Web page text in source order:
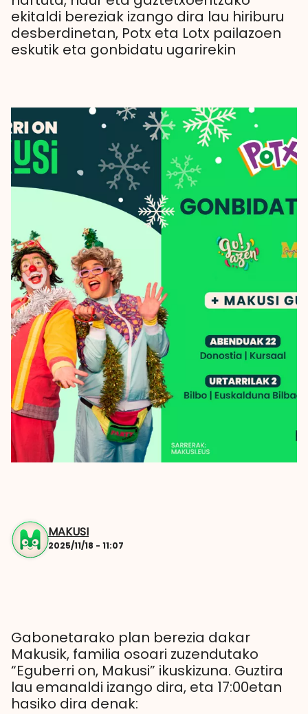
ekitaldi bereziak izango dira lau hiriburu
desberdinetan, Potx eta Lotx pailazoen
eskutik eta gonbidatu ugarirekin
MAKUSI
2025/11/18 - 11:07
Gabonetarako plan berezia dakar
Makusik, familia osoari zuzendutako
“Eguberri on, Makusi” ikuskizuna. Guztira
lau emanaldi izango dira, eta 17:00etan
hasiko dira denak: